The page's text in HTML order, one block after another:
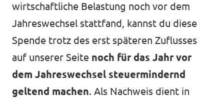
wirtschaftliche Belastung noch vor dem
Jahreswechsel stattfand, kannst du diese
Spende trotz des erst späteren Zuflusses
auf unserer Seite noch für das Jahr vor
dem Jahreswechsel steuermindernd
geltend machen. Als Nachweis dient in